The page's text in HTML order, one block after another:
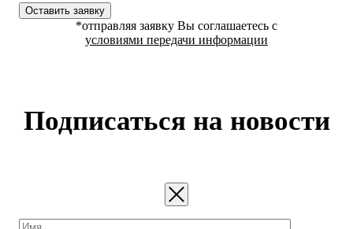
Оставить заявку
*отправляя заявку Вы соглашаетесь с
условиями передачи информации
Подписаться на новости